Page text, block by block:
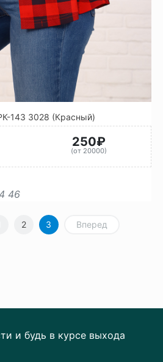
143 3028 (Красный)
250₽
(от 20000)
46
2 3 Вперед
и будь в курсе выхода